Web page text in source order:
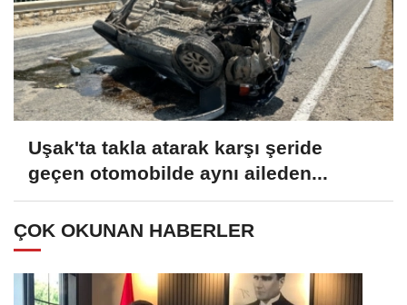
Uşak'ta takla atarak karşı şeride
geçen otomobilde aynı aileden...
ÇOK OKUNAN HABERLER